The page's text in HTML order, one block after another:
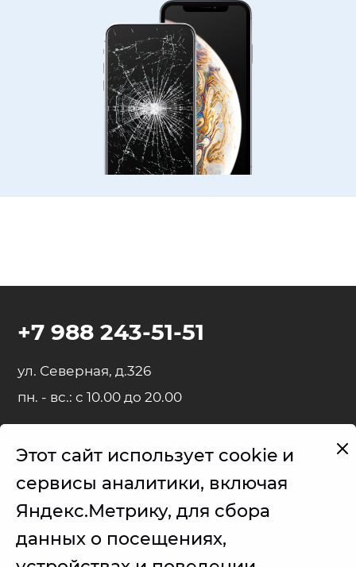
ул. Северная, д.326
пн. - вс.: с 10.00 до 20.00
+7 988 243-51-51
правомерной информационной и описательной целью.
iPhone, iPad, MacBook, iMac, Apple Watch, AirPods - правообладатель
Apple Inc. (Эпл Инк.);
Samsung – правообладатель Samsung Electronics Co. Ltd. (Самсунг
Электроникс Ко., Лтд.);
Этот сайт использует cookie и
сервисы аналитики, включая
Яндекс.Метрику, для сбора
данных о посещениях,